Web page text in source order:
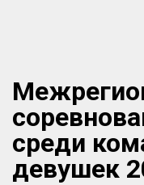
среди
девушек